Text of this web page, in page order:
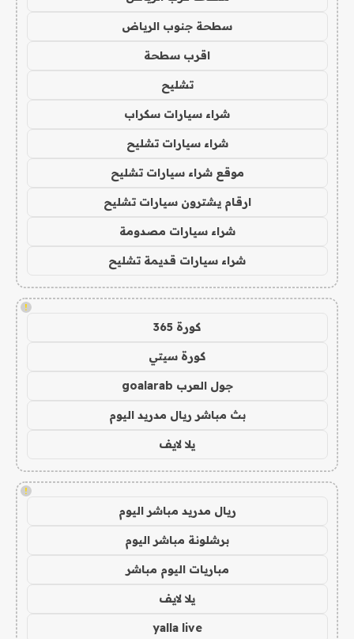
سطحة جنوب الرياض
اقرب سطحة
تشليح
شراء سيارات سكراب
شراء سيارات تشليح
موقع شراء سيارات تشليح
ارقام يشترون سيارات تشليح
شراء سيارات مصدومة
شراء سيارات قديمة تشليح
!
كورة 365
كورة سيتي
جول العرب goalarab
بث مباشر ريال مدريد اليوم
يلا لايف
!
ريال مدريد مباشر اليوم
برشلونة مباشر اليوم
مباريات اليوم مباشر
يلا لايف
yalla live